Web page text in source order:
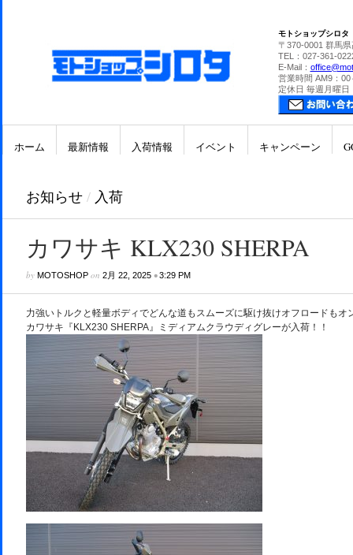
モトショップシロタ
〒370-0001 群馬
TEL：027-361-
E-Mail：
営業時間 AM9：00
定休日 毎週月曜日
ホーム 最新情報 入荷情報 イベント キャンペーン
お知らせ / 入荷
カワサキ KLX230 SHERPA
by MOTOSHOPon 2月 22, 2025•3:29 PM
力強いトルクと軽量ボディでどんな道もスムーズに駆け抜けオフロードもオ
カワサキ『KLX230 SHERPA』ミディアムクラウディグレーが入荷！！